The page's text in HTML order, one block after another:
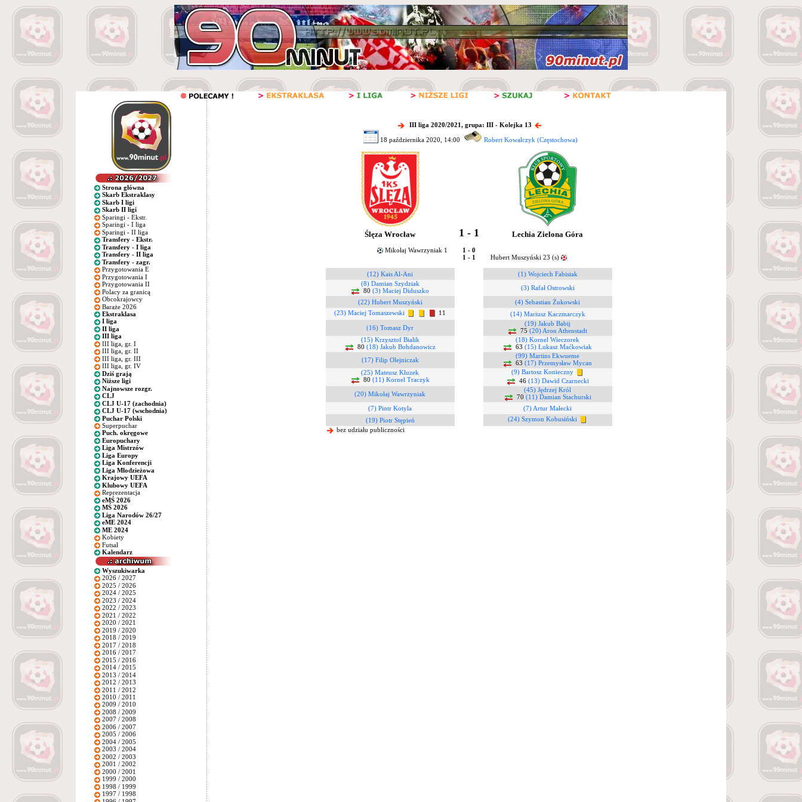
Strona główna
Skarb Ekstraklasy
Skarb I ligi
Skarb II ligi
Sparingi - Ekstr.
Sparingi - I liga
Sparingi - II liga
Transfery - Ekstr.
Transfery - I liga
Transfery - II liga
Transfery - zagr.
Przygotowania E
Przygotowania I
Przygotowania II
Polacy za granicą
Obcokrajowcy
Baraże 2026
Ekstraklasa
I liga
II liga
III liga
III liga, gr. I
III liga, gr. II
III liga, gr. III
III liga, gr. IV
Dziś grają
Niższe ligi
Najnowsze rozgr.
CLJ
CLJ U-17 (zachodnia)
CLJ U-17 (wschodnia)
Puchar Polski
Superpuchar
Puch. okręgowe
Europuchary
Liga Mistrzów
Liga Europy
Liga Konferencji
Liga Młodzieżowa
Krajowy UEFA
Klubowy UEFA
Reprezentacja
eMŚ 2026
MŚ 2026
Liga Narodów 26/27
eME 2024
ME 2024
Kobiety
Futsal
Kalendarz
Wyszukiwarka
2026 / 2027
2025 / 2026
2024 / 2025
2023 / 2024
2022 / 2023
2021 / 2022
2020 / 2021
2019 / 2020
2018 / 2019
2017 / 2018
2016 / 2017
2015 / 2016
2014 / 2015
2013 / 2014
2012 / 2013
2011 / 2012
2010 / 2011
2009 / 2010
2008 / 2009
2007 / 2008
2006 / 2007
2005 / 2006
2004 / 2005
2003 / 2004
2002 / 2003
2001 / 2002
2000 / 2001
1999 / 2000
1998 / 1999
1997 / 1998
III liga 2020/2021, grupa: III - Kolejka 13
18 października 2020, 14:00 Robert Kowalczyk (Częstochowa)
Ślęza Wrocław 1 - 1 Lechia Zielona Góra
Mikołaj Wawrzyniak 1
1 - 0
1 - 1
Hubert Muszyński 23 (s)
(12) Kais Al-Ani
(1) Wojciech Fabisiak
(8) Damian Szydziak
80 (3) Maciej Diduszko
(3) Rafał Ostrowski
(22) Hubert Muszyński
(4) Sebastian Żukowski
(23) Maciej Tomaszewski
11
(14) Mariusz Kaczmarczyk
(16) Tomasz Dyr
(19) Jakub Babij
75 (20) Aron Athenstadt
(15) Krzysztof Bialik
80 (18) Jakub Bohdanowicz
(18) Kornel Wieczorek
63 (15) Łukasz Maćkowiak
(17) Filip Olejniczak
(99) Martins Ekwueme
63 (17) Przemysław Mycan
(25) Mateusz Kluzek
80 (11) Kornel Traczyk
(9) Bartosz Konieczny
46 (13) Dawid Czarnecki
(20) Mikołaj Wawrzyniak
(45) Jędrzej Król
70 (11) Damian Stachurski
(7) Piotr Kotyla
(7) Artur Małecki
(19) Piotr Stępień
(24) Szymon Kobusiński
bez udziału publiczności